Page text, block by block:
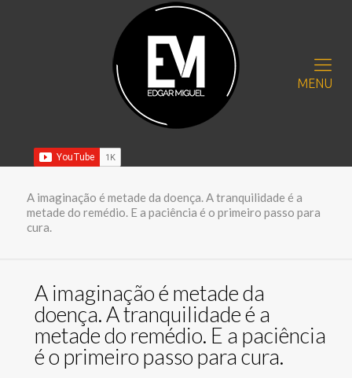
MENU
A imaginação é metade da doença. A tranquilidade é a
metade do remédio. E a paciência é o primeiro passo para
cura.
A imaginação é metade da
doença. A tranquilidade é a
metade do remédio. E a paciência
é o primeiro passo para cura.